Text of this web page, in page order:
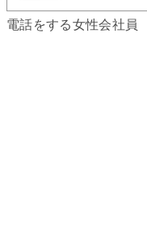
電話をする女性会社員